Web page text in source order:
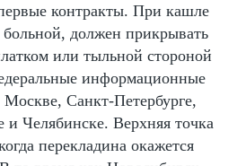
контракты. При кашле
больной, должен прикрывать
или тыльной стороной
информационные
Санкт-Петербурге,
и Челябинске. Верхняя точка
перекладина окажется